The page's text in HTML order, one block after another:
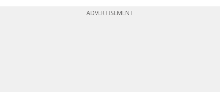
ADVERTISEMENT